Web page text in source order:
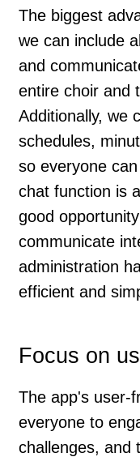
The biggest
we can include
and
entire choir and
Additionally, we
schedules,
so everyone
chat function is
good
communicate
administration
efficient and
Focus on
The app's user-
everyone to
challenges, and